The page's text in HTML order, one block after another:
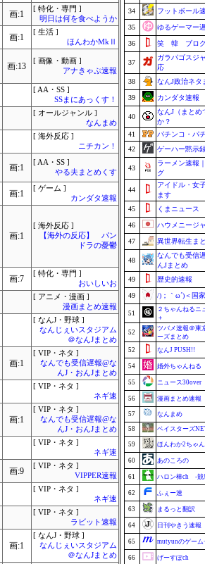
画:1
[ 特化・専門 ]
明日は何を食べようか
画:1
[ 生活 ]
ほんわかMkⅡ
画:13
[ 画像・動画 ]
アナきゃぷ速報
[ AA・SS ]
SSまにあっくす！
[ オールジャンル ]
なんまめ
[ 海外反応 ]
ニチカン！
画:1
[ AA・SS ]
やる夫まとめくす
画:1
[ ゲーム ]
カンダタ速報
画:1
[ 海外反応 ]
【海外の反応】 パン
ドラの憂鬱
画:7
[ 特化・専門 ]
おいしいお
[ アニメ・漫画 ]
漫画まとめ速報
[ なんJ・野球 ]
なんじぇいスタジアム
＠なんJまとめ
画:1
[ VIP・ネタ ]
なんでも受信遅報@な
んJ・おんJまとめ
[ VIP・ネタ ]
ネギ速
画:1
[ VIP・ネタ ]
なんでも受信遅報@な
んJ・おんJまとめ
[ VIP・ネタ ]
ネギ速
画:9
[ VIP・ネタ ]
VIPPER速報
[ VIP・ネタ ]
ネギ速
[ VIP・ネタ ]
ラビット速報
画:1
[ なんJ・野球 ]
なんじぇいスタジアム
＠なんJまとめ
34 フットボール
35 ゆるゲーマー
36 笑 韓 ブロ
37
ガラパゴスジ
応
38
なんJ政治ネタ
39 カンダタ速報
40
なんJ（まとめ
か？
41
パチンコ・パ
42
ゲーハー黙示
43
ラーメン速報
グ
44
アイドル・女
ます
45
くまニュース
46 ハウメニージ
47 異世界転生ま
48
なんでも受信
んJまとめ
49
歴史的速報
49 /)；｀ω´)＜国
51
２ちゃんねるニ
＋
52
ツバメ速報＠東
ーズまとめ
52
なんJ PUSH!!
54 婚外ちゃんねる
55 ニュース30over
56 漫画まとめ速報
57 なんまめ
58 ベイスターズ
59 ほんわか2ちゃ
60 あのころの
61 ハロン棒ch -競
62 ふぇー速
63 まるっと翻訳
64 日刊やきう速報
65 mutyunのゲーム
66 げーすぽch